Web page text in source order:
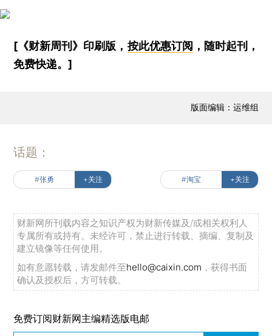
[《财新周刊》印刷版， 按此优惠订阅 ，随时起刊，
免费快递。]
版面编辑：运维组
话题：
#张勇 +关注 #淘宝 +关注
财新网所刊载内容之知识产权为财新传媒及/或相关权利人
专属所有或持有。未经许可，禁止进行转载、摘编、复制及
建立镜像等任何使用。
如有意愿转载，请发邮件至hello@caixin.com ，获得书面
确认及授权后，方可转载。
免费订阅财新网主编精选版电邮